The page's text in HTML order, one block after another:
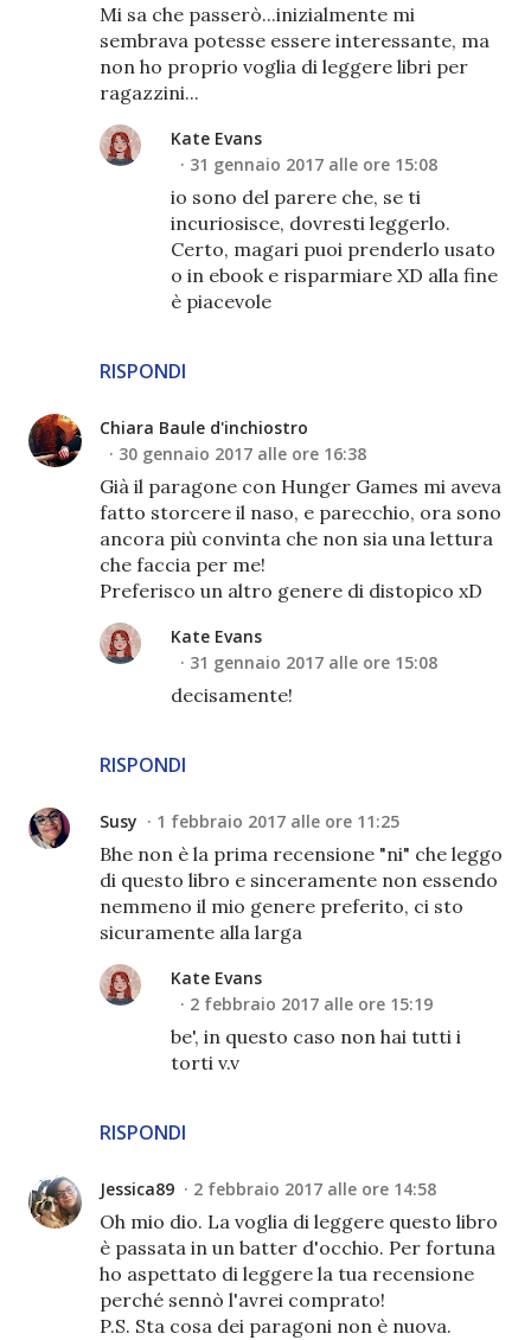
Mi sa che passerò...inizialmente mi
sembrava potesse essere interessante, ma
non ho proprio voglia di leggere libri per
ragazzini...
RISPONDI
Kate Evans
31 gennaio 2017 alle ore 15:08
io sono del parere che, se ti
incuriosisce, dovresti leggerlo.
Certo, magari puoi prenderlo usato
o in ebook e risparmiare XD alla fine
è piacevole
Chiara Baule d'inchiostro
30 gennaio 2017 alle ore 16:38
Già il paragone con Hunger Games mi aveva
fatto storcere il naso, e parecchio, ora sono
ancora più convinta che non sia una lettura
che faccia per me!
Preferisco un altro genere di distopico xD
RISPONDI
Kate Evans
31 gennaio 2017 alle ore 15:08
decisamente!
Susy 1 febbraio 2017 alle ore 11:25
Bhe non è la prima recensione "ni" che leggo
di questo libro e sinceramente non essendo
nemmeno il mio genere preferito, ci sto
sicuramente alla larga
RISPONDI
Kate Evans
2 febbraio 2017 alle ore 15:19
be', in questo caso non hai tutti i
torti v.v
Jessica89 2 febbraio 2017 alle ore 14:58
Oh mio dio. La voglia di leggere questo libro
è passata in un batter d'occhio. Per fortuna
ho aspettato di leggere la tua recensione
perché sennò l'avrei comprato!
P.S. Sta cosa dei paragoni non è nuova.